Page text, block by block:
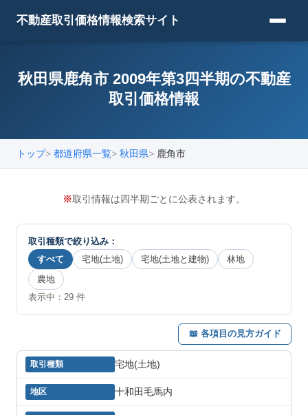
不動産取引価格情報検索サイト
秋田県鹿角市 2009年第3四半期の不動産
取引価格情報
トップ 都道府県一覧 秋田県 鹿角市
※取引情報は四半期ごとに公表されます。
取引種類で絞り込み：
すべて
宅地(土地) 宅地(土地と建物)
林地
農地
表示中： 29 件
📖 各項目の見方ガイド
宅地(土地)
十和田毛馬内